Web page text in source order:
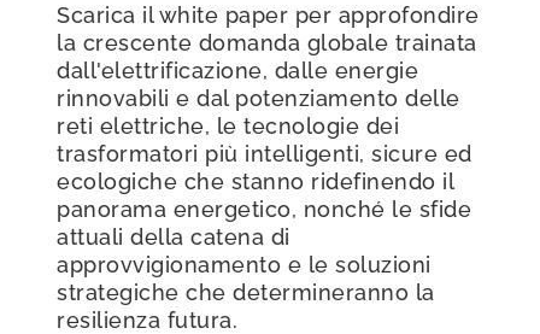
Scarica il white paper per approfondire
la crescente domanda globale trainata
dall'elettrificazione, dalle energie
rinnovabili e dal potenziamento delle
reti elettriche, le tecnologie dei
trasformatori più intelligenti, sicure ed
ecologiche che stanno ridefinendo il
panorama energetico, nonché le sfide
attuali della catena di
approvvigionamento e le soluzioni
strategiche che determineranno la
resilienza futura.